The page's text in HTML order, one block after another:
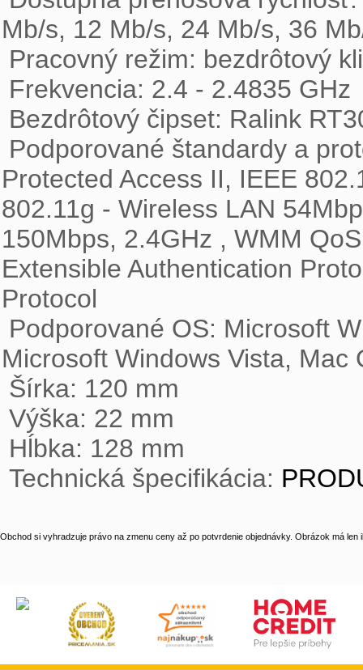
Mb/s, 12 Mb/s, 24 Mb/s, 36
Protected Access II, IEEE
802.11g - Wireless LAN
150Mbps, 2.4GHz , WMM
Extensible Authentication
Protocol
Microsoft Windows Vista, Mac
Technická špecifikácia:
Obchod si vyhradzuje právo na zmenu ceny až po potvrdenie objednávky. Obrázok má len